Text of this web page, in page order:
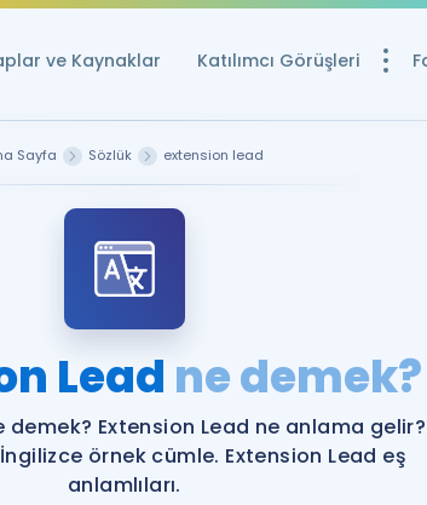
ve Kaynaklar Katılımcı Görüşleri
Ücretsiz Kaynaklar
YDS ve YÖKDİL için
YDS ve YÖKDİL
YDS ve YÖKDİL'e
Remzi
Sayfa Sözlük extension lead
Lead ne demek?
demek? Extension Lead ne anlama gelir?
örnek cümle. Extension Lead eş
anlamlıları.